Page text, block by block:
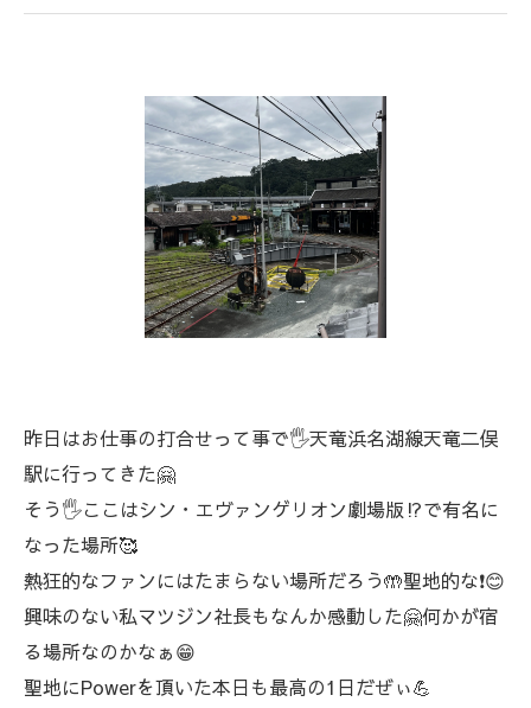
昨日はお仕事の打合せって事で🖐️天竜浜名湖線天竜二俣
駅に行ってきた🤗
そう🖐️ここはシン・エヴァンゲリオン劇場版⁉️で有名に
なった場所🥰
熱狂的なファンにはたまらない場所だろう🤲聖地的な❗😊
興味のない私マツジン社長もなんか感動した🤗何かが宿
る場所なのかなぁ😁
聖地にPowerを頂いた本日も最高の1日だぜぃ💪